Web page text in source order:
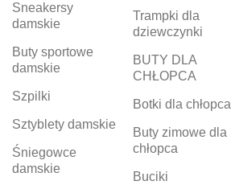
Sneakersy
damskie
Buty sportowe
damskie
Szpilki
Sztyblety damskie
Śniegowce
damskie
Trampki dla
dziewczynki
BUTY DLA
CHŁOPCA
Botki dla chłopca
Buty zimowe dla
chłopca
Buciki